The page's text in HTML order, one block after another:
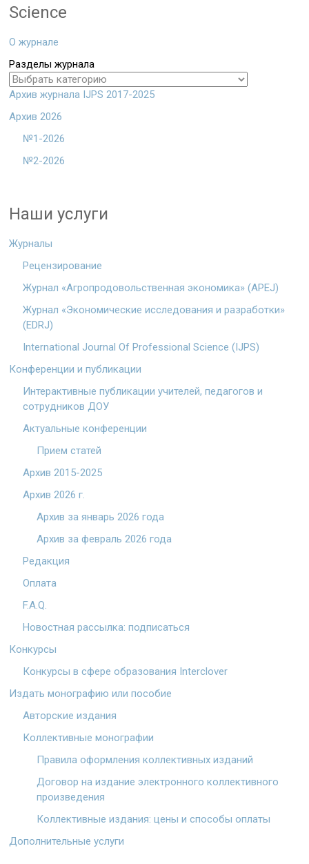
Science
О журнале
Разделы журнала
Архив журнала IJPS 2017-2025
Архив 2026
№1-2026
№2-2026
Наши услуги
Журналы
Рецензирование
Журнал «Агропродовольственная экономика» (APEJ)
Журнал «Экономические исследования и разработки»
(EDRJ)
International Journal Of Professional Science (IJPS)
Конференции и публикации
Интерактивные публикации учителей, педагогов и
сотрудников ДОУ
Актуальные конференции
Прием статей
Архив 2015-2025
Архив 2026 г.
Архив за январь 2026 года
Архив за февраль 2026 года
Редакция
Оплата
F.A.Q.
Новостная рассылка: подписаться
Конкурсы
Конкурсы в сфере образования Interclover
Издать монографию или пособие
Авторские издания
Коллективные монографии
Правила оформления коллективных изданий
Договор на издание электронного коллективного
произведения
Коллективные издания: цены и способы оплаты
Дополнительные услуги